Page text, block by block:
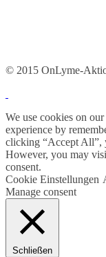
© 2015 OnLyme-
We use cookies on
experience by
clicking “Accept All”,
However, you may
consent.
Cookie Einstellungen
Manage consent
Schließen